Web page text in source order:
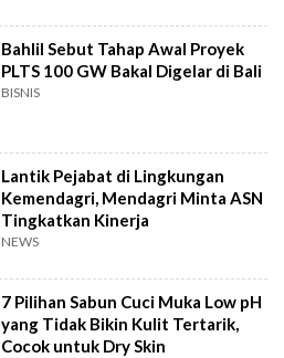
Bahlil Sebut Tahap Awal Proyek
PLTS 100 GW Bakal Digelar di Bali
BISNIS
Lantik Pejabat di Lingkungan
Kemendagri, Mendagri Minta ASN
Tingkatkan Kinerja
NEWS
7 Pilihan Sabun Cuci Muka Low pH
yang Tidak Bikin Kulit Tertarik,
Cocok untuk Dry Skin